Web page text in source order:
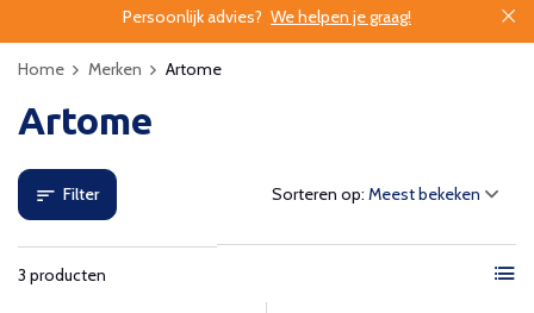
Persoonlijk advies? We helpen je graag!
Home Merken Artome
Artome
Filter
3 producten
Sorteren op: